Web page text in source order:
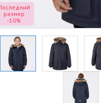
размер
-10%